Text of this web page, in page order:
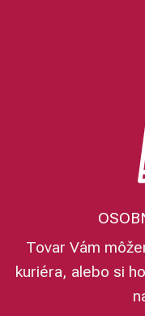
Tovar Vám
kuriéra, alebo si